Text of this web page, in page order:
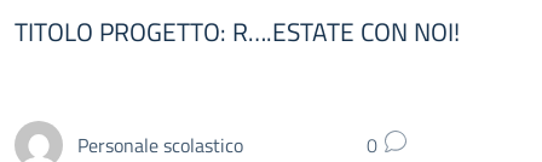
TITOLO PROGETTO: R….ESTATE CON NOI!
Personale scolastico 0